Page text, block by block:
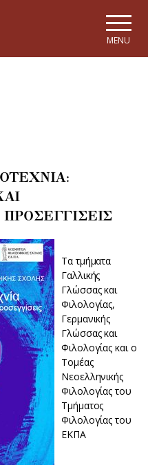
MENU
Τα τμήματα
Γαλλικής
Γλώσσας και
Φιλολογίας,
Γερμανικής
Γλώσσας και
Φιλολογίας και ο
Τομέας
Νεοελληνικής
Φιλολογίας του
Τμήματος
Φιλολογίας του
ΕΚΠΑ